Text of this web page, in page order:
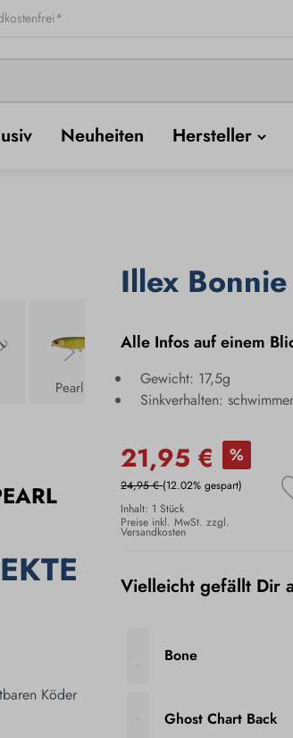
Neuheiten Hersteller
Pearl Ayu Shine Katana
Köder
Illex
Alle Infos auf einem
Gewicht: 17,5g
Sinkverhalten:
21,95 € %
24,95 €(12.02% gespart)
Inhalt: 1 Stück
Preise inkl. MwSt. zzgl.
Versandkosten
Vielleicht gefällt Dir
Bone
Ghost Chart Back